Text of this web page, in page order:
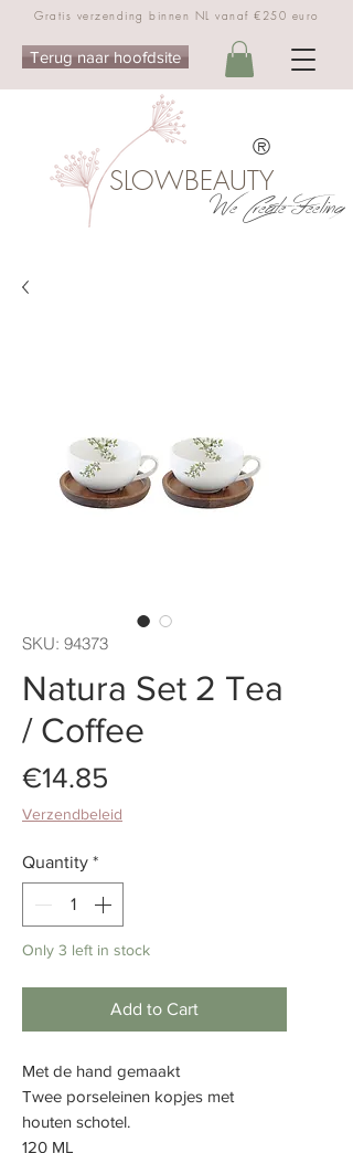
Gratis verzending binnen NL vanaf €250 euro
Terug naar hoofdsite
SLOWBEAUTY
®
We Create Feeling
SKU: 94373
Natura Set 2 Tea
/ Coffee
€14.85
Verzendbeleid
Quantity *
Only 3 left in stock
Add to Cart
Met de hand gemaakt
Twee porseleinen kopjes met
houten schotel.
120 ML